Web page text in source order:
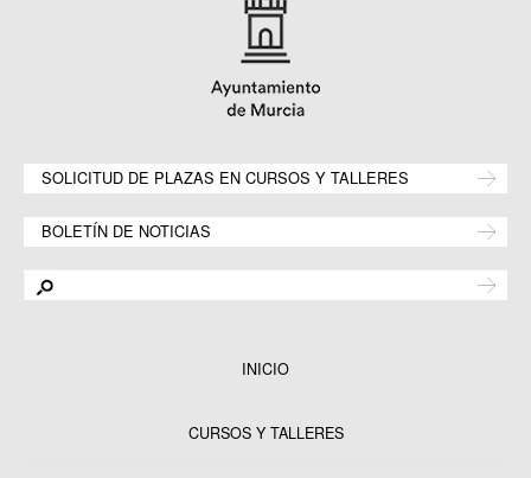
SOLICITUD DE PLAZAS EN CURSOS Y TALLERES
BOLETÍN DE NOTICIAS
INICIO
CURSOS Y TALLERES